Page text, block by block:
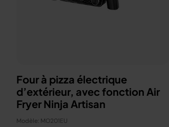
Four à pizza électrique
d’extérieur, avec fonction Air
Fryer Ninja Artisan
Modèle: MO201EU